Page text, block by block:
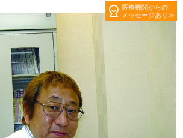
医療機関からの
メッセージあり